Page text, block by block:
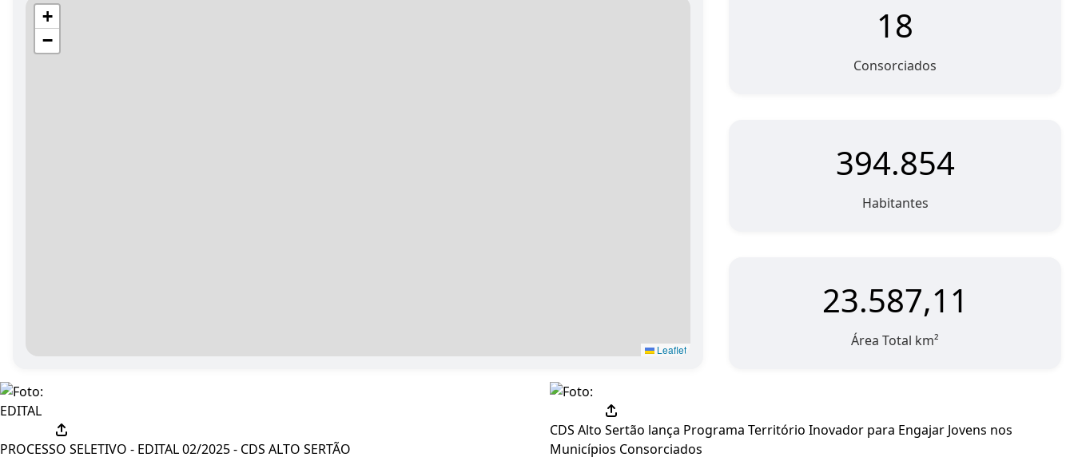
+
−
Leaflet
18
Consorciados
394.854
Habitantes
23.587,11
Área Total km²
EDITAL
PROCESSO SELETIVO - EDITAL 02/2025 - CDS ALTO SERTÃO
CDS Alto Sertão lança Programa Território Inovador para Engajar Jovens nos
Municípios Consorciados